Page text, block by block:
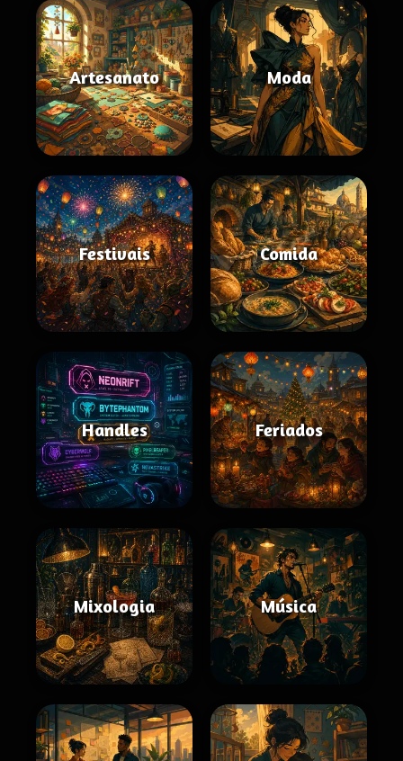
Artesanato Moda
Festivais Comida
Handles Feriados
Mixologia Música